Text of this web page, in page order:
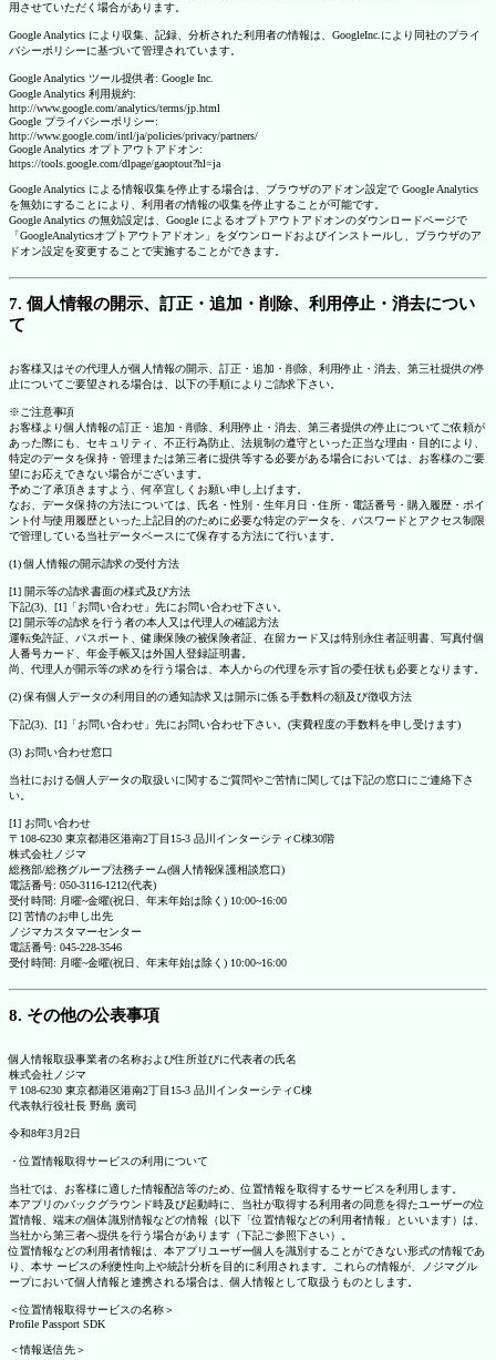
用させていただく場合があります。
Google Analytics により収集、記録、分析された利用者の情報は、GoogleInc.により同社のプライ
バシーポリシーに基づいて管理されています。
Google Analytics ツール提供者: Google Inc.
Google Analytics 利用規約:
http://www.google.com/analytics/terms/jp.html
Google プライバシーポリシー:
http://www.google.com/intl/ja/policies/privacy/partners/
Google Analytics オプトアウトアドオン:
https://tools.google.com/dlpage/gaoptout?hl=ja
Google Analytics による情報収集を停止する場合は、ブラウザのアドオン設定で Google Analytics
を無効にすることにより、利用者の情報の収集を停止することが可能です。
Google Analytics の無効設定は、Google によるオプトアウトアドオンのダウンロードページで
「GoogleAnalyticsオプトアウトアドオン」をダウンロードおよびインストールし、ブラウザのア
ドオン設定を変更することで実施することができます。
7. 個人情報の開示、訂正・追加・削除、利用停止・消去につい
て
お客様又はその代理人が個人情報の開示、訂正・追加・削除、利用停止・消去、第三社提供の停
止についてご要望される場合は、以下の手順によりご請求下さい。
※ご注意事項
お客様より個人情報の訂正・追加・削除、利用停止・消去、第三者提供の停止についてご依頼が
あった際にも、セキュリティ、不正行為防止、法規制の遵守といった正当な理由・目的により、
特定のデータを保持・管理または第三者に提供等する必要がある場合においては、お客様のご要
望にお応えできない場合がございます。
予めご了承頂きますよう、何卒宜しくお願い申し上げます。
なお、データ保持の方法については、氏名・性別・生年月日・住所・電話番号・購入履歴・ポイ
ント付与使用履歴といった上記目的のために必要な特定のデータを、パスワードとアクセス制限
で管理している当社データベースにて保存する方法にて行います。
(1) 個人情報の開示請求の受付方法
[1] 開示等の請求書面の様式及び方法
下記(3)、[1]「お問い合わせ」先にお問い合わせ下さい。
[2] 開示等の請求を行う者の本人又は代理人の確認方法
運転免許証、パスポート、健康保険の被保険者証、在留カード又は特別永住者証明書、写真付個
人番号カード、年金手帳又は外国人登録証明書。
尚、代理人が開示等の求めを行う場合は、本人からの代理を示す旨の委任状も必要となります。
(2) 保有個人データの利用目的の通知請求又は開示に係る手数料の額及び徴収方法
下記(3)、[1]「お問い合わせ」先にお問い合わせ下さい。(実費程度の手数料を申し受けます)
(3) お問い合わせ窓口
当社における個人データの取扱いに関するご質問やご苦情に関しては下記の窓口にご連絡下さ
い。
[1] お問い合わせ
〒108-6230 東京都港区港南2丁目15-3 品川インターシティC棟30階
株式会社ノジマ
総務部/総務グループ法務チーム(個人情報保護相談窓口)
電話番号: 050-3116-1212(代表)
受付時間: 月曜~金曜(祝日、年末年始は除く) 10:00~16:00
[2] 苦情のお申し出先
ノジマカスタマーセンター
電話番号: 045-228-3546
受付時間: 月曜~金曜(祝日、年末年始は除く) 10:00~16:00
8. その他の公表事項
個人情報取扱事業者の名称および住所並びに代表者の氏名
株式会社ノジマ
〒108-6230 東京都港区港南2丁目15-3 品川インターシティC棟
代表執行役社長 野島 廣司
令和8年3月2日
・位置情報取得サービスの利用について
当社では、お客様に適した情報配信等のため、位置情報を取得するサービスを利用します。
本アプリのバックグラウンド時及び起動時に、当社が取得する利用者の同意を得たユーザーの位
置情報、端末の個体識別情報などの情報（以下「位置情報などの利用者情報」といいます）は、
当社から第三者へ提供を行う場合があります（下記ご参照下さい）。
位置情報などの利用者情報は、本アプリユーザー個人を識別することができない形式の情報であ
り、本サ ービスの利便性向上や統計分析を目的に利用されます。これらの情報が、ノジマグル
ープにおいて個人情報と連携される場合は、個人情報として取扱うものとします。
＜位置情報取得サービスの名称＞
Profile Passport SDK
＜情報送信先＞